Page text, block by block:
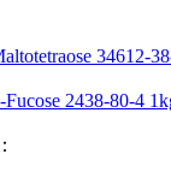
34612-
2438-80-4